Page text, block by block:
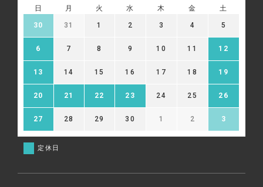
日 月 火 水 木 金 土
30 31 1 2 3 4 5
6 7 8 9 10 11 12
13 14 15 16 17 18 19
20 21 22 23 24 25 26
27 28 29 30 1 2 3
定休日